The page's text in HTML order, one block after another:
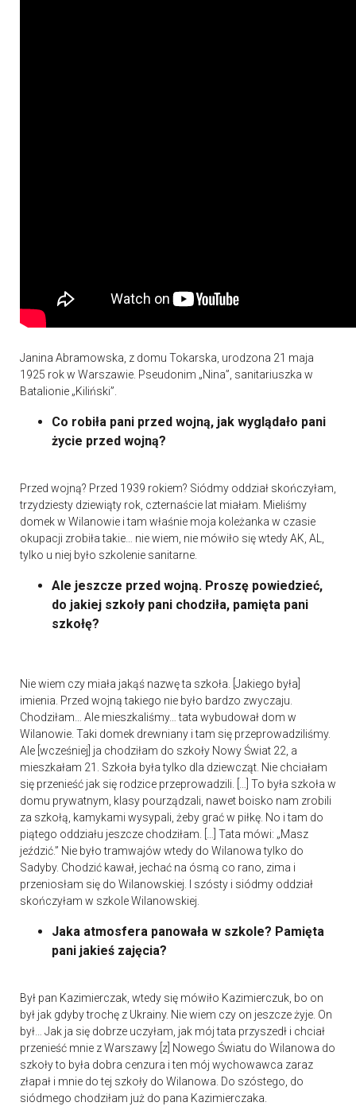
Janina Abramowska, z domu Tokarska, urodzona 21 maja
1925 rok w Warszawie. Pseudonim „Nina”, sanitariuszka w
Batalionie „Kiliński”.
Co robiła pani przed wojną, jak wyglądało pani
życie przed wojną?
Przed wojną? Przed 1939 rokiem? Siódmy oddział skończyłam,
trzydziesty dziewiąty rok, czternaście lat miałam. Mieliśmy
domek w Wilanowie i tam właśnie moja koleżanka w czasie
okupacji zrobiła takie… nie wiem, nie mówiło się wtedy AK, AL,
tylko u niej było szkolenie sanitarne.
Ale jeszcze przed wojną. Proszę powiedzieć,
do jakiej szkoły pani chodziła, pamięta pani
szkołę?
Nie wiem czy miała jakąś nazwę ta szkoła. [Jakiego była]
imienia. Przed wojną takiego nie było bardzo zwyczaju.
Chodziłam… Ale mieszkaliśmy… tata wybudował dom w
Wilanowie. Taki domek drewniany i tam się przeprowadziliśmy.
Ale [wcześniej] ja chodziłam do szkoły Nowy Świat 22, a
mieszkałam 21. Szkoła była tylko dla dziewcząt. Nie chciałam
się przenieść jak się rodzice przeprowadzili. […] To była szkoła w
domu prywatnym, klasy pourządzali, nawet boisko nam zrobili
za szkołą, kamykami wysypali, żeby grać w piłkę. No i tam do
piątego oddziału jeszcze chodziłam. […] Tata mówi: „Masz
jeździć.” Nie było tramwajów wtedy do Wilanowa tylko do
Sadyby. Chodzić kawał, jechać na ósmą co rano, zima i
przeniosłam się do Wilanowskiej. I szósty i siódmy oddział
skończyłam w szkole Wilanowskiej.
Jaka atmosfera panowała w szkole? Pamięta
pani jakieś zajęcia?
Był pan Kazimierczak, wtedy się mówiło Kazimierczuk, bo on
był jak gdyby trochę z Ukrainy. Nie wiem czy on jeszcze żyje. On
był… Jak ja się dobrze uczyłam, jak mój tata przyszedł i chciał
przenieść mnie z Warszawy [z] Nowego Światu do Wilanowa do
szkoły to była dobra cenzura i ten mój wychowawca zaraz
złapał i mnie do tej szkoły do Wilanowa. Do szóstego, do
siódmego chodziłam już do pana Kazimierczaka.